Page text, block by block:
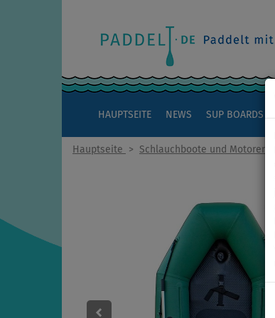
HAUPTSEITE NEWS SUP BOARDS
Hauptseite > Schlauchboote und Motoren